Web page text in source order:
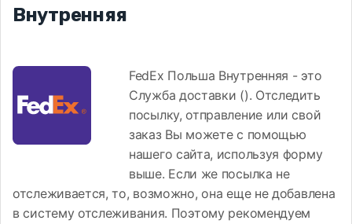
Внутренняя
FedEx Польша Внутренняя - это
Служба доставки (). Отследить
посылку, отправление или свой
заказ Вы можете с помощью
нашего сайта, используя форму
выше. Если же посылка не
отслеживается, то, возможно, она еще не добавлена
в систему отслеживания. Поэтому рекомендуем